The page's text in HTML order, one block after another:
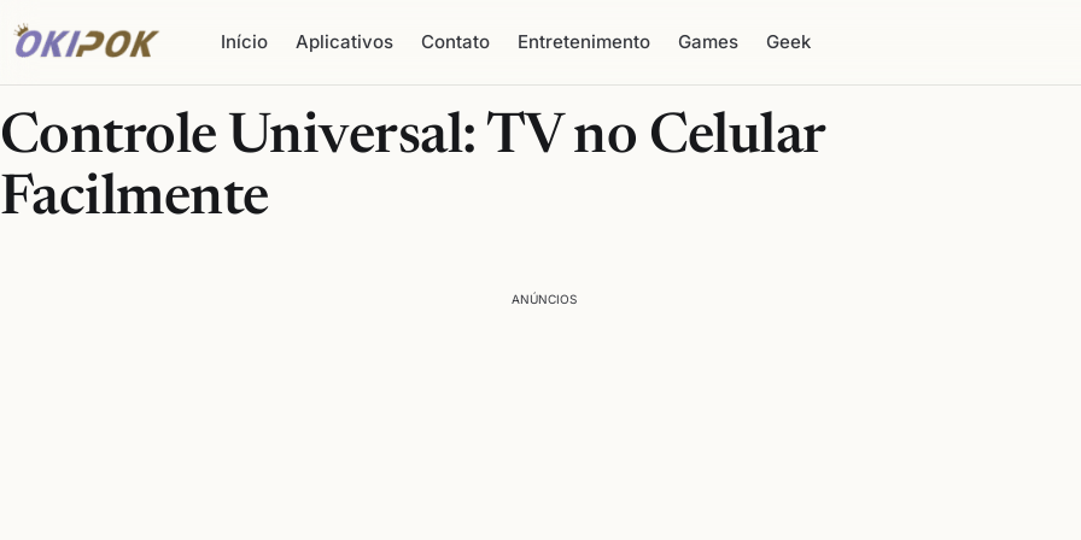
Início Aplicativos Contato Entretenimento Games Geek
Controle Universal: TV no Celular
Facilmente
ANÚNCIOS